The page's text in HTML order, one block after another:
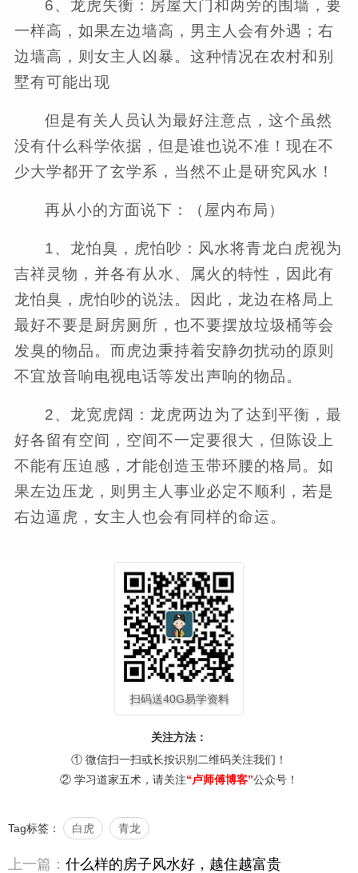
6、龙虎失衡：房屋大门和两旁的围墙，要
一样高，如果左边墙高，男主人会有外遇；右
边墙高，则女主人凶暴。这种情况在农村和别
墅有可能出现
但是有关人员认为最好注意点，这个虽然
没有什么科学依据，但是谁也说不准！现在不
少大学都开了玄学系，当然不止是研究风水！
再从小的方面说下：（屋内布局）
1、龙怕臭，虎怕吵：风水将青龙白虎视为
吉祥灵物，并各有从水、属火的特性，因此有
龙怕臭，虎怕吵的说法。因此，龙边在格局上
最好不要是厨房厕所，也不要摆放垃圾桶等会
发臭的物品。而虎边秉持着安静勿扰动的原则
不宜放音响电视电话等发出声响的物品。
2、龙宽虎阔：龙虎两边为了达到平衡，最
好各留有空间，空间不一定要很大，但陈设上
不能有压迫感，才能创造玉带环腰的格局。如
果左边压龙，则男主人事业必定不顺利，若是
右边逼虎，女主人也会有同样的命运。
扫码送40G易学资料
关注方法：
① 微信扫一扫或长按识别二维码关注我们！
② 学习道家五术，请关注“卢师傅博客”公众号！
Tag标签： 白虎 青龙
上一篇： 什么样的房子风水好，越住越富贵